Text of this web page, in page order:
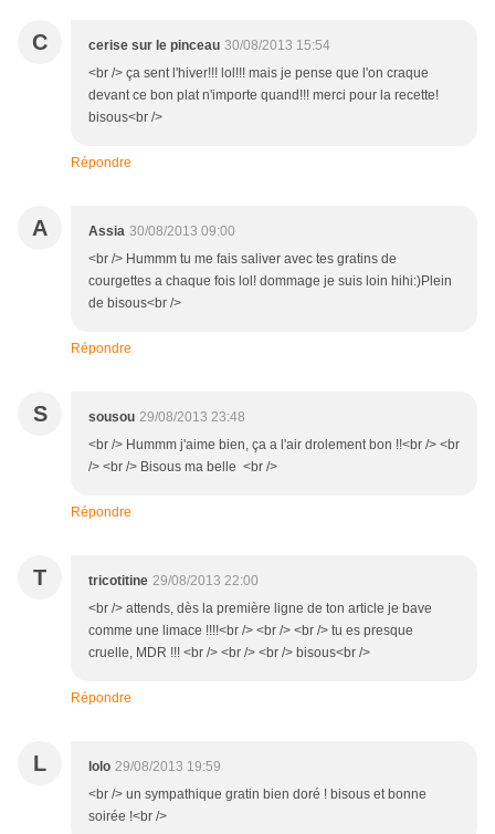
C cerise sur le pinceau 30/08/2013 15:54
<br /> ça sent l'hiver!!! lol!!! mais je pense que l'on craque
devant ce bon plat n'importe quand!!! merci pour la recette!
bisous<br />
Répondre
A Assia 30/08/2013 09:00
<br /> Hummm tu me fais saliver avec tes gratins de
courgettes a chaque fois lol! dommage je suis loin hihi:)Plein
de bisous<br />
Répondre
S sousou 29/08/2013 23:48
<br /> Hummm j'aime bien, ça a l'air drolement bon !!<br /> <br
/> <br /> Bisous ma belle <br />
Répondre
T tricotitine 29/08/2013 22:00
<br /> attends, dès la première ligne de ton article je bave
comme une limace !!!!<br /> <br /> <br /> tu es presque
cruelle, MDR !!! <br /> <br /> <br /> bisous<br />
Répondre
L lolo 29/08/2013 19:59
<br /> un sympathique gratin bien doré ! bisous et bonne
soirée !<br />